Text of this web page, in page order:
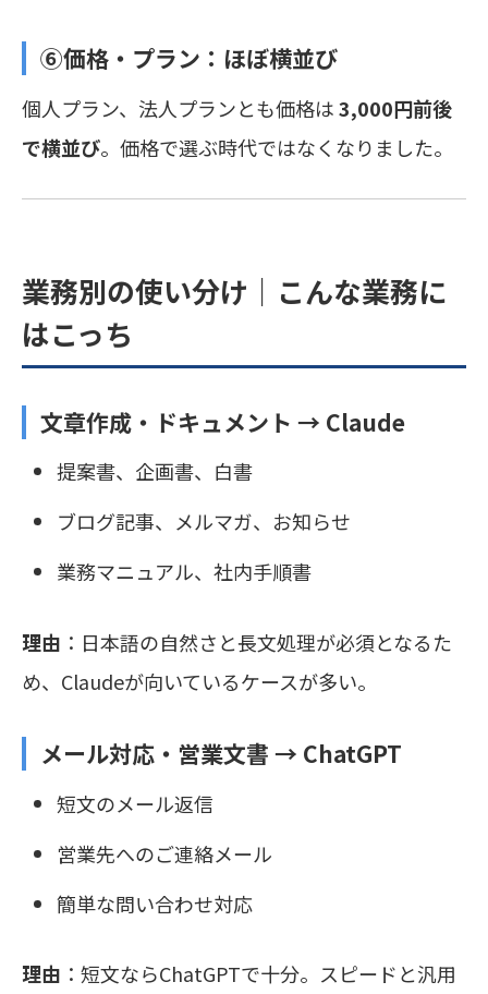
⑥価格・プラン： ほぼ横並び
個人プラン、法人プランとも価格は3,000円前後
で横並び。価格で選ぶ時代ではなくなりました。
業務別の使い分け｜こんな業務に
はこっち
文章作成・ドキュメント → Claude
提案書、企画書、白書
ブログ記事、メルマガ、お知らせ
業務マニュアル、社内手順書
理由 ：日本語の自然さと長文処理が必須となるた
め、Claudeが向いているケースが多い。
メール対応・営業文書 → ChatGPT
短文のメール返信
営業先へのご連絡メール
簡単な問い合わせ対応
理由 ：短文ならChatGPTで十分。スピードと汎用